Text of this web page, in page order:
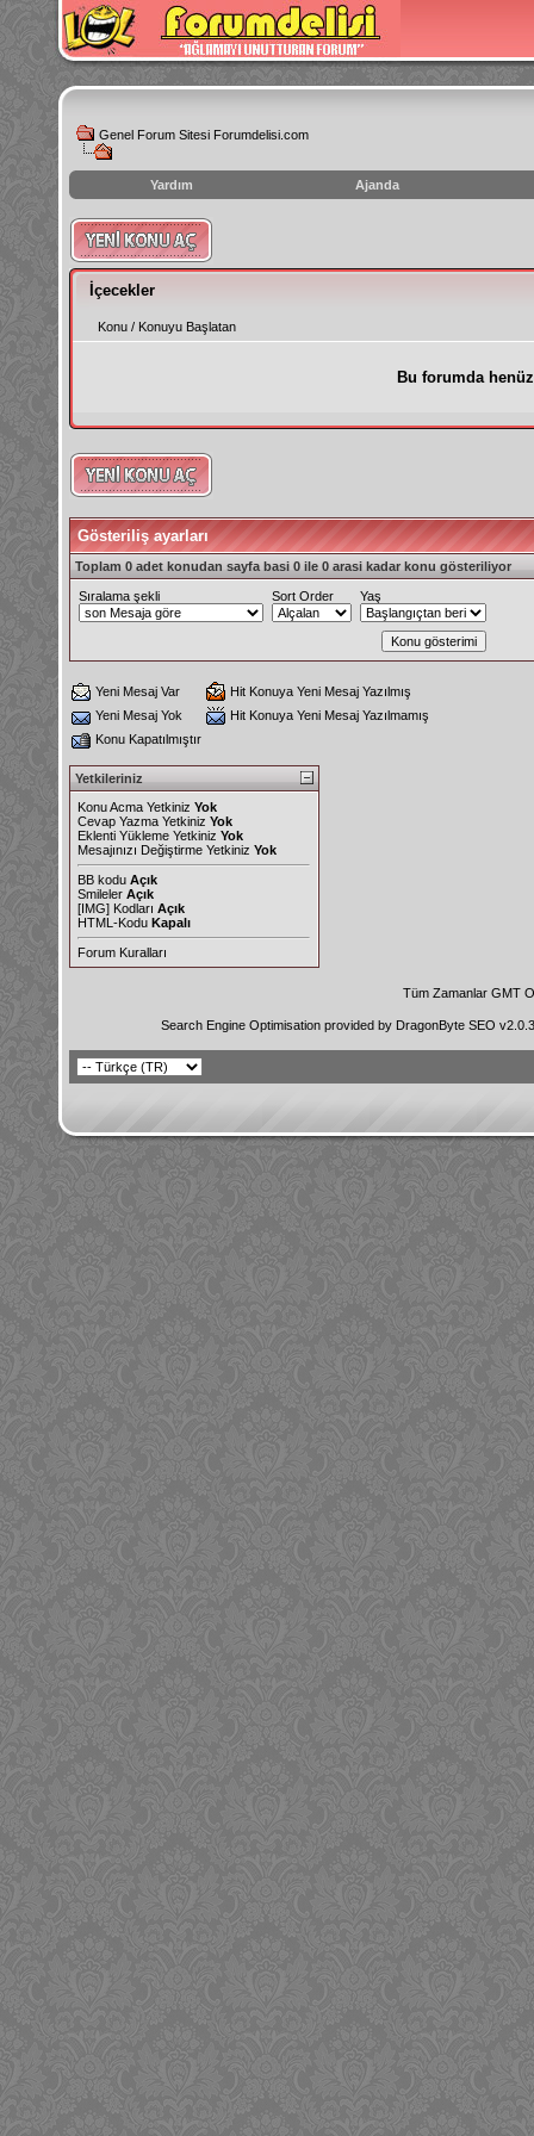
Genel Forum Sitesi Forumdelisi.com
Yardım Ajanda
instagram
izlenme
hilesi
İçecekler
Konu / Konuyu Başlatan
Bu forumda
Gösteriliş ayarları
Toplam 0 adet konudan sayfa basi 0 ile 0 arasi kadar konu gösteriliyor
Sıralama şekli Sort Order Yaş
Yeni Mesaj Var
Hit Konuya Yeni Mesaj Yazılmış
Yeni Mesaj Yok
Hit Konuya Yeni Mesaj Yazılmamış
Konu Kapatılmıştır
Yetkileriniz
Konu Acma Yetkiniz Yok
Cevap Yazma Yetkiniz Yok
Eklenti Yükleme Yetkiniz Yok
Mesajınızı Değiştirme Yetkiniz Yok
BB kodu Açık
Smileler Açık
[IMG] Kodları Açık
HTML-Kodu Kapalı
Forum Kuralları
Tüm Zamanlar GMT
Search Engine Optimisation provided by DragonByte SEO